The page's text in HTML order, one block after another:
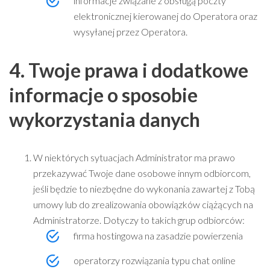
elektronicznej kierowanej do Operatora oraz
wysyłanej przez Operatora.
4. Twoje prawa i dodatkowe
informacje o sposobie
wykorzystania danych
W niektórych sytuacjach Administrator ma prawo
przekazywać Twoje dane osobowe innym odbiorcom,
jeśli będzie to niezbędne do wykonania zawartej z Tobą
umowy lub do zrealizowania obowiązków ciążących na
Administratorze. Dotyczy to takich grup odbiorców:
firma hostingowa na zasadzie powierzenia
operatorzy rozwiązania typu chat online